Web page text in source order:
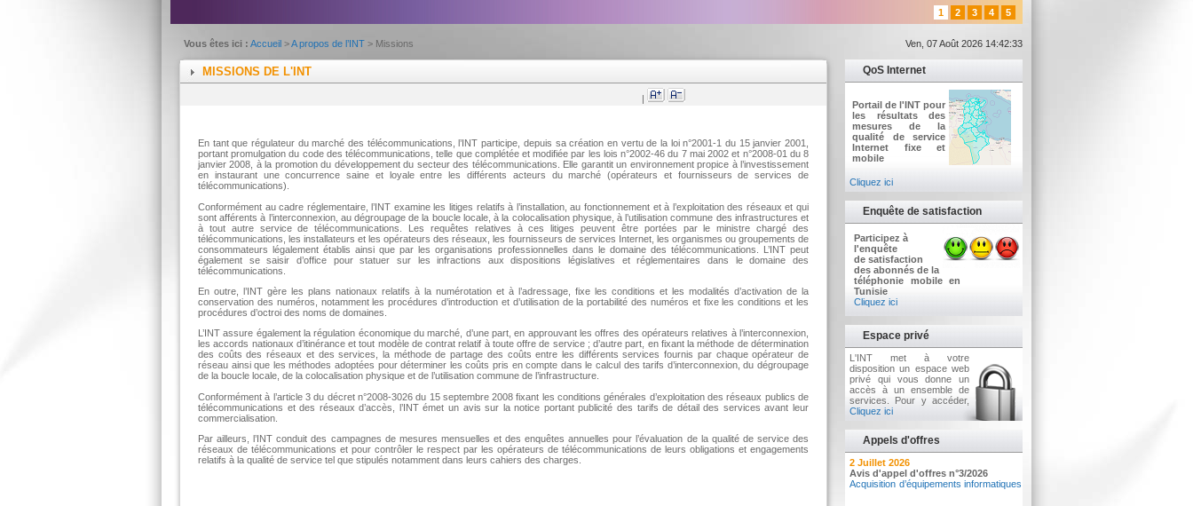
1 2 3 4 5
Vous êtes ici : Accueil >A propos de l’INT > Missions Ven, 07 Août 2026 14:42:33
QoS Internet
Portail de l'INT pour
les résultats des
mesures de la
qualité de service
Internet fixe et
mobile
Cliquez ici
Enquête de satisfaction
Participez à
l'enquête
de satisfaction
des abonnés de la
téléphonie mobile en
Tunisie
Cliquez ici
Espace privé
L'INT met à votre
disposition un espace web
privé qui vous donne un
accès à un ensemble de
services. Pour y accéder,
Cliquez ici
Appels d'offres
7 Août 2026
Résultat de vente de voitures sous
pli fermé n°01/2026
2 Juillet 2026
Avis d'appel d'offres n°3/2026
Acquisition d’équipements informatiques
MISSIONS DE L'INT
|
En tant que régulateur du marché des télécommunications, l’INT participe, depuis sa création en vertu de la loi n°2001-1 du 15 janvier 2001,
portant promulgation du code des télécommunications, telle que complétée et modifiée par les lois n°2002-46 du 7 mai 2002 et n°2008-01 du 8
janvier 2008, à la promotion du développement du secteur des télécommunications. Elle garantit un environnement propice à l’investissement
en instaurant une concurrence saine et loyale entre les différents acteurs du marché (opérateurs et fournisseurs de services de
télécommunications).
Conformément au cadre réglementaire, l’INT examine les litiges relatifs à l’installation, au fonctionnement et à l’exploitation des réseaux et qui
sont afférents à l’interconnexion, au dégroupage de la boucle locale, à la colocalisation physique, à l’utilisation commune des infrastructures et
à tout autre service de télécommunications. Les requêtes relatives à ces litiges peuvent être portées par le ministre chargé des
télécommunications, les installateurs et les opérateurs des réseaux, les fournisseurs de services Internet, les organismes ou groupements de
consommateurs légalement établis ainsi que par les organisations professionnelles dans le domaine des télécommunications. L’INT peut
également se saisir d’office pour statuer sur les infractions aux dispositions législatives et réglementaires dans le domaine des
télécommunications.
En outre, l’INT gère les plans nationaux relatifs à la numérotation et à l’adressage, fixe les conditions et les modalités d’activation de la
conservation des numéros, notamment les procédures d’introduction et d’utilisation de la portabilité des numéros et fixe les conditions et les
procédures d’octroi des noms de domaines.
L’INT assure également la régulation économique du marché, d’une part, en approuvant les offres des opérateurs relatives à l’interconnexion,
les accords nationaux d’itinérance et tout modèle de contrat relatif à toute offre de service ; d’autre part, en fixant la méthode de détermination
des coûts des réseaux et des services, la méthode de partage des coûts entre les différents services fournis par chaque opérateur de
réseau ainsi que les méthodes adoptées pour déterminer les coûts pris en compte dans le calcul des tarifs d’interconnexion, du dégroupage
de la boucle locale, de la colocalisation physique et de l’utilisation commune de l’infrastructure.
Conformément à l’article 3 du décret n°2008-3026 du 15 septembre 2008 fixant les conditions générales d’exploitation des réseaux publics de
télécommunications et des réseaux d’accès, l’INT émet un avis sur la notice portant publicité des tarifs de détail des services avant leur
commercialisation.
Par ailleurs, l’INT conduit des campagnes de mesures mensuelles et des enquêtes annuelles pour l’évaluation de la qualité de service des
réseaux de télécommunications et pour contrôler le respect par les opérateurs de télécommunications de leurs obligations et engagements
relatifs à la qualité de service tel que stipulés notamment dans leurs cahiers des charges.